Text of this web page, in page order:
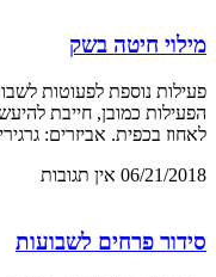
מילוי חיטה בשק
פעילות נוספת לפעוטות
הפעילות כמובן, חייבת
לאחוז בכפית. אביזרים:
06/21/2018 אין תגובות
סידור פרחים לשבועות